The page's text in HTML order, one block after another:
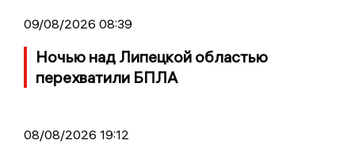
09/08/2026 08:39
Ночью над Липецкой областью
перехватили БПЛА
08/08/2026 19:12